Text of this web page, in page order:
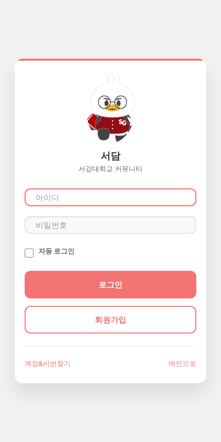
서담
서강대학교 커뮤니티
자동 로그인
회원가입
계정&비번찾기 메인으로